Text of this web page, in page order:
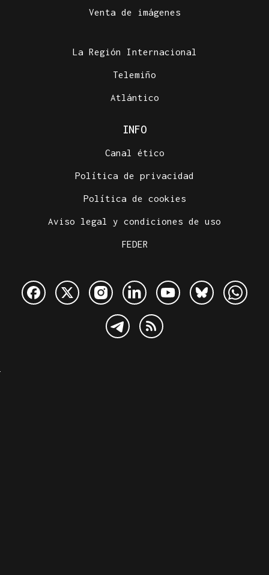
Venta de imágenes
La Región Internacional
Telemiño
Atlántico
INFO
Canal ético
Política de privacidad
Política de cookies
Aviso legal y condiciones de uso
FEDER